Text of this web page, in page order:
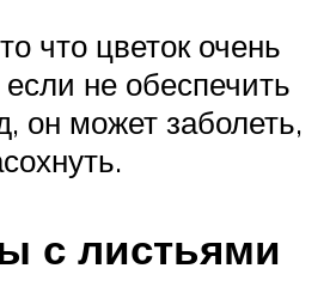
что цветок очень
не обеспечить
он может заболеть,
с листьями